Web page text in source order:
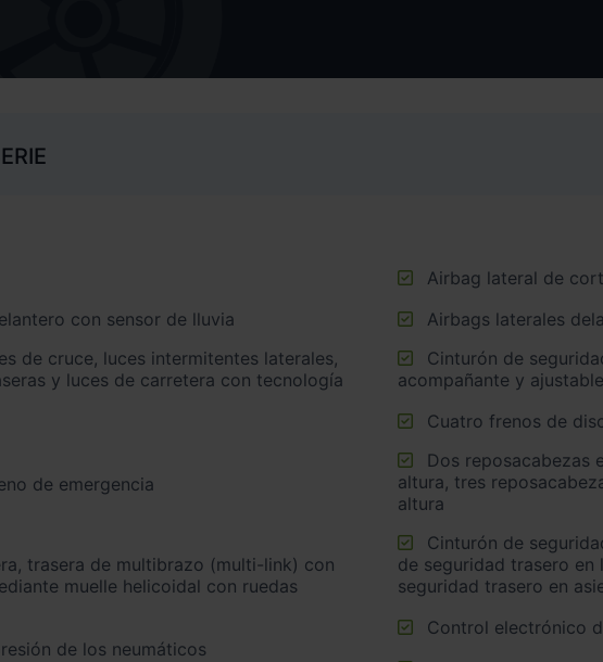
con sensor de lluvia
y luces de carretera con tecnología
de emergencia
muelle helicoidal con ruedas
de los neumáticos
Airbag lateral de
Airbags laterales
acompañante y
Cuatro frenos de
altura, tres
altura
de seguridad trasero
seguridad trasero en
Control electrónico